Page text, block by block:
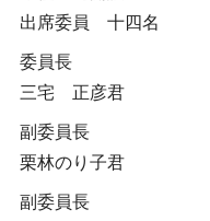
出席委員 十四名
委員長
三宅 正彦君
副委員長
栗林のり子君
副委員長